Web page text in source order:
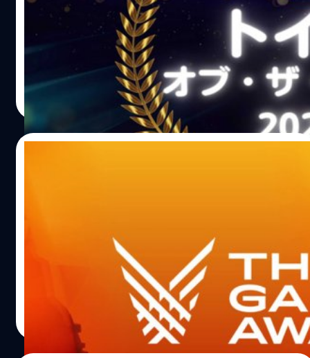
ดูเหมือนกระแสรางวัลจากงานเกมต่าง ๆ ในสิ้นปีนี้จะมากันแรง
จริง ๆ เพราะนอกจากจะมีรางวัล Game of the Year ถูกถกเป็น
ประเด็นนับครั้งไม่ถ้วนแล้ว ก็มีสื่อบางเจ้าจากญี่ปุ่นอย่าง
Game Spark ได้จัดสาขารางวัลแบบพิสดารให้กับเกมในปีนี้
ด้วยรางวัล 'โถส้วมยอดเยี่ยมแห่งปี' อีกเช่นกันครับ ซึ่งในราย
ชื่อเกมทั้งหมดที่ถูกเลือกจะมีด้วยกัน 12 เกมและแน่นอนว่าใน
บรรดาเกมเหล่านี้ มีโถส้วมที่ดู... งดงามมากเลยทีเดียว
กรณ์รัฐภาส ธนวัตไชยศรี| 1348 days ago
The Game Awards ได้ประกาศรายชื่อผู้เข้าชิงแล้ว ที่จะคัด
เลือกโดยคณะกรรมการระดับโลกจากสื่อดังและอินฟลูเอน
เซอร์ทั่วโลก
วงศกร ปฐมชัยวัฒน์ | 1362 days ago
Read More